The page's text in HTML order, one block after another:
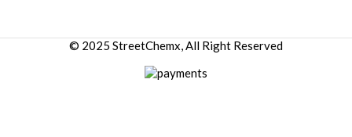
© 2025 StreetChemx, All Right Reserved